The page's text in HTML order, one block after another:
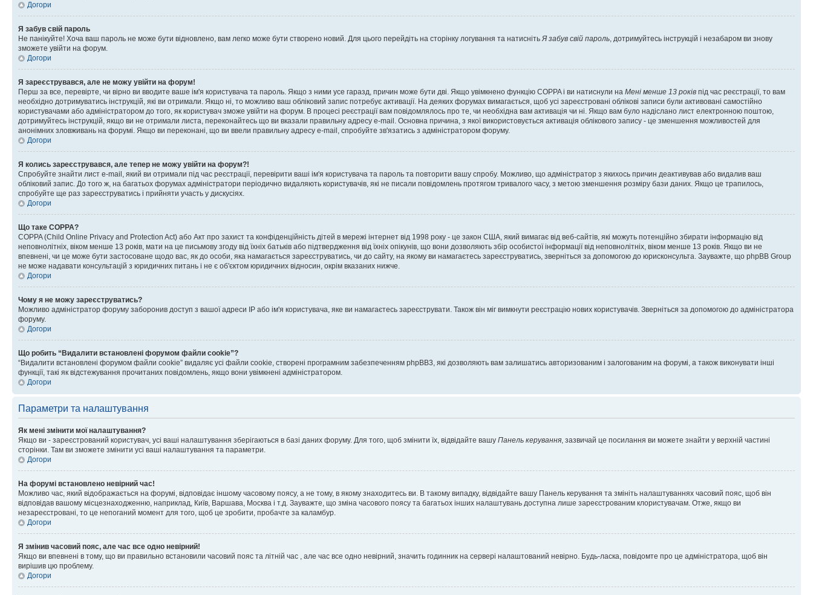
Догори
Я забув свій пароль
Не панікуйте! Хоча ваш пароль не може бути відновлено, вам легко може бути створено новий. Для цього перейдіть на сторінку логування та натиснітьЯ забув свій пароль, дотримуйтесь інструкцій і незабаром ви знову
зможете увійти на форум.
Догори
Я зареєструвався, але не можу увійти на форум!
Перш за все, перевірте, чи вірно ви вводите ваше ім'я користувача та пароль. Якщо з ними усе гаразд, причин може бути дві. Якщо увімкнено функцію COPPA і ви натиснули на Мені менше 13 років під час реєстрації, то вам
необхідно дотримуватись інструкцій, які ви отримали. Якщо ні, то можливо ваш обліковий запис потребує активації. На деяких форумах вимагається, щоб усі зареєстровані облікові записи були активовані самостійно
користувачами або адміністратором до того, як користувач зможе увійти на форум. В процесі реєстрації вам повідомлялось про те, чи необхідна вам активація чи ні. Якщо вам було надіслано лист електронною поштою,
дотримуйтесь інструкцій, якщо ви не отримали листа, переконайтесь що ви вказали правильну адресу e-mail. Основна причина, з якої використовується активація облікового запису - це зменшення можливостей для
анонімних зловживань на форумі. Якщо ви переконані, що ви ввели правильну адресу e-mail, спробуйте зв'язатись з адміністратором форуму.
Догори
Я колись зареєструвався, але тепер не можу увійти на форум?!
Спробуйте знайти лист e-mail, який ви отримали під час реєстрації, перевірити ваші ім'я користувача та пароль та повторити вашу спробу. Можливо, що адміністратор з якихось причин деактивував або видалив ваш
обліковий запис. До того ж, на багатьох форумах адміністратори періодично видаляють користувачів, які не писали повідомлень протягом тривалого часу, з метою зменшення розміру бази даних. Якщо це трапилось,
спробуйте ще раз зареєструватись і прийняти участь у дискусіях.
Догори
Що таке COPPA?
COPPA (Child Online Privacy and Protection Act) або Акт про захист та конфіденційність дітей в мережі інтернет від 1998 року - це закон США, який вимагає від веб-сайтів, які можуть потенційно збирати інформацію від
неповнолітніх, віком менше 13 років, мати на це письмову згоду від їхніх батьків або підтвердження від їхніх опікунів, що вони дозволяють збір особистої інформації від неповнолітніх, віком менше 13 років. Якщо ви не
впевнені, чи це може бути застосоване щодо вас, як до особи, яка намагається зареєструватись, чи до сайту, на якому ви намагаєтесь зареєструватись, зверніться за допомогою до юрисконсульта. Зауважте, що phpBB Group
не може надавати консультацій з юридичних питань і не є об'єктом юридичних відносин, окрім вказаних нижче.
Догори
Чому я не можу зареєструватись?
Можливо адміністратор форуму заборонив доступ з вашої адреси IP або ім'я користувача, яке ви намагаєтесь зареєструвати. Також він міг вимкнути реєстрацію нових користувачів. Зверніться за допомогою до адміністратора
форуму.
Догори
Що робить “Видалити встановлені форумом файли cookie”?
“Видалити встановлені форумом файли cookie” видаляє усі файли cookie, створені програмним забезпеченням phpBB3, які дозволяють вам залишатись авторизованим і залогованим на форумі, а також виконувати інші
функції, такі як відстежування прочитаних повідомлень, якщо вони увімкнені адміністратором.
Догори
Параметри та налаштування
Як мені змінити мої налаштування?
Якщо ви - зареєстрований користувач, усі ваші налаштування зберігаються в базі даних форуму. Для того, щоб змінити їх, відвідайте вашу Панель керування, зазвичай це посилання ви можете знайти у верхній частині
сторінки. Там ви зможете змінити усі ваші налаштування та параметри.
Догори
На форумі встановлено невірний час!
Можливо час, який відображається на форумі, відповідає іншому часовому поясу, а не тому, в якому знаходитесь ви. В такому випадку, відвідайте вашу Панель керування та змініть налаштуваннях часовий пояс, щоб він
відповідав вашому місцезнаходженню, наприклад, Київ, Варшава, Москва і т.д. Зауважте, що зміна часового поясу та багатьох інших налаштувань доступна лише зареєстрованим клористувачам. Отже, якщо ви
незареєстровані, то це непоганий момент для того, щоб це зробити, пробачте за каламбур.
Догори
Я змінив часовий пояс, але час все одно невірний!
Якщо ви впевнені в тому, що ви правильно встановили часовий пояс та літній час , але час все одно невірний, значить годинник на сервері налаштований невірно. Будь-ласка, повідомте про це адміністратора, щоб він
вирішив цю проблему.
Догори